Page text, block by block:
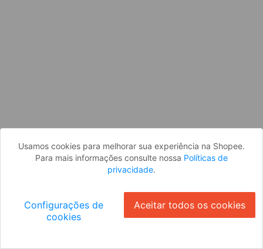
Usamos cookies para melhorar sua experiência na Shopee.
Para mais informações consulte nossa Políticas de
privacidade.
Configurações de
cookies
Aceitar todos os cookies